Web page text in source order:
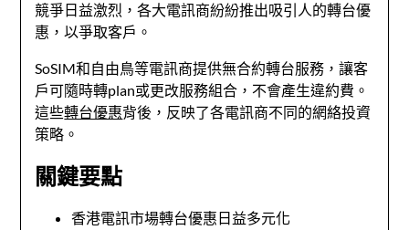
競爭日益激烈，各大電訊商紛紛推出吸引人的轉台優
惠，以爭取客戶。
SoSIM和自由鳥等電訊商提供無合約轉台服務，讓客
戶可隨時轉plan或更改服務組合，不會產生違約費。
這些轉台優惠背後，反映了各電訊商不同的網絡投資
策略。
關鍵要點
香港電訊市場轉台優惠日益多元化